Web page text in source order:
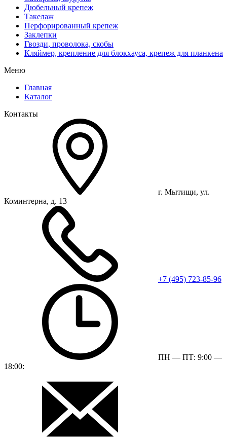
Дюбельный крепеж
Такелаж
Перфорированный крепеж
Заклепки
Гвозди, проволока, скобы
Кляймер, крепление для блокхауса, крепеж для планкена
Меню
Главная
Каталог
Контакты
г. Мытищи, ул.
Коминтерна, д. 13
+7 (495) 723-85-96
ПН — ПТ: 9:00 —
18:00: